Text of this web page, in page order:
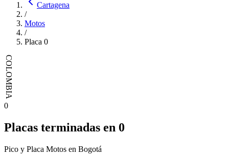
Cartagena
/
Motos
/
Placa 0
COLOMBIA
0
Placas terminadas en 0
Pico y Placa Motos en Bogotá